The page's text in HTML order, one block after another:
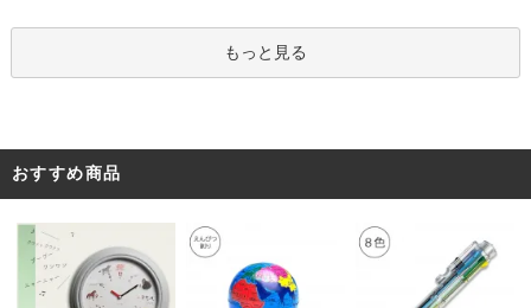
もっと見る
おすすめ商品